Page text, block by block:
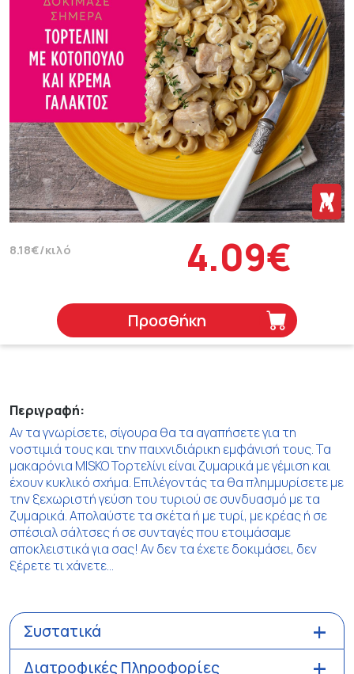
8.18€/κιλό 4.09€
Προσθήκη
Περιγραφή:
Αν τα γνωρίσετε, σίγουρα θα τα αγαπήσετε για τη
νοστιµιά τους και την παιχνιδιάρικη εµφάνισή τους. Tα
μακαρόνια MISKO Τορτελίνι είναι ζυµαρικά µε γέµιση και
έχουν κυκλικό σχήµα. Επιλέγοντάς τα θα πληµµυρίσετε µε
την ξεχωριστή γεύση του τυριού σε συνδυασμό με τα
ζυμαρικά. Απολαύστε τα σκέτα ή µε τυρί, µε κρέας ή σε
σπέσιαλ σάλτσες ή σε συνταγές που ετοιµάσαµε
αποκλειστικά για σας! Αν δεν τα έχετε δοκιµάσει, δεν
ξέρετε τι χάνετε…
Συστατικά
Διατροφικές Πληροφορίες